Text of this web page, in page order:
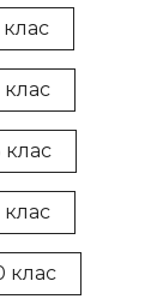
клас
клас
клас
клас
клас